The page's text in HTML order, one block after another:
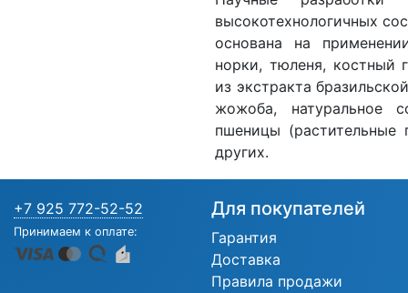
высокотехнологичных
основана на
норки, тюленя, костный
из экстракта
жожоба, натуральное
пшеницы (растительные
других.
+7 925 772-52-52
Принимаем к оплате:
Для покупателей
Гарантия
Доставка
Правила продажи